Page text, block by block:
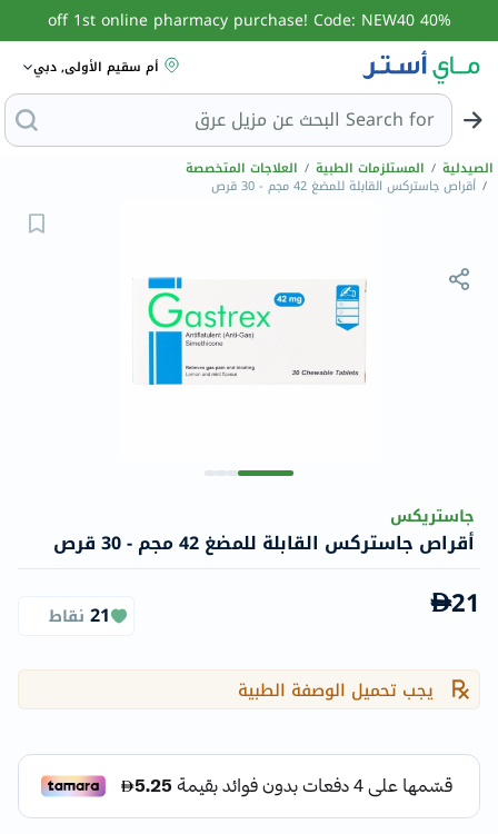
40% off 1st online pharmacy purchase! Code: NEW40
أم سقيم الأولى, دبي
Search for البحث ع
الصيدلية / المستلزمات الطبية / العلاجات المتخصصة
/ أقراص جاستركس القابلة للمضغ 42 مجم - 30 قرص
جاستريكس
أقراص جاستركس القابلة للمضغ 42 مجم - 30 قرص
21
21 نقاط
يجب تحميل الوصفة الطبية